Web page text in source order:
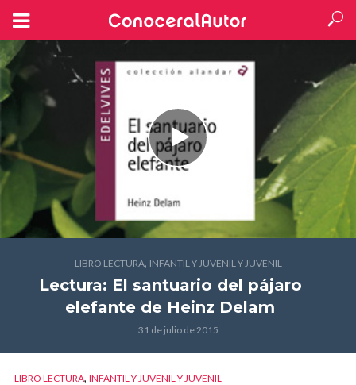
LIBRO LECTURA, INFANTIL Y JUVENIL Y JUVENIL
Lectura: El santuario del pájaro
elefante de Heinz Delam
31 de julio de 2015
LIBRO LECTURA, INFANTIL Y JUVENIL Y JUVENIL